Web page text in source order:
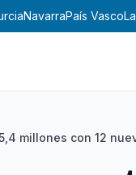
NavarraPaís Vasco
millones con 12